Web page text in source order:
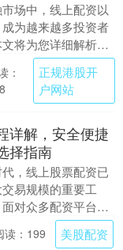
场中，线上配资以
为越来越多投资者
将为您详细解析线
规港股开户网站，帮
：
正规港股开
户网站
详解，安全便捷
择指南
，线上股票配资已
易规模的重要工
对众多配资平台，
合作伙伴并顺利完成
读：199 美股配资